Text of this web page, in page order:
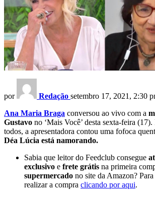
por Redação setembro 17, 2021, 2:30
Ana Maria Braga conversou ao vivo com a
Gustavo no ‘Mais Você’ desta sexta-feira (17).
todos, a apresentadora contou uma fofoca
Déa Lúcia está namorando.
Sabia que leitor do Feedclub consegue
exclusivo e frete grátis na primeira
supermercado no site da Amazon?
realizar a compra clicando por aqui.